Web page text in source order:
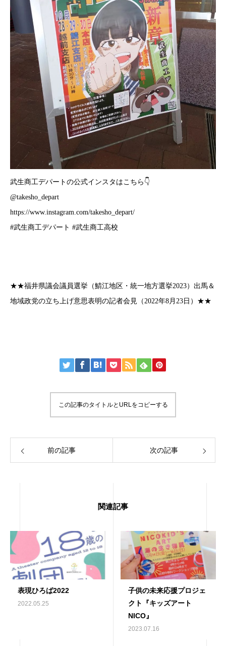
武生商工デパートの公式インスタはこちら👇
@takesho_depart
https://www.instagram.com/takesho_depart/
#武生商工デパート #武生商工高校
★★福井県議会議員選挙（鯖江地区・統一地方選挙2023）出馬＆
地域政党の立ち上げ意思表明の記者会見（2022年8月23日）★★
この記事のタイトルとURLをコピーする
前の記事 次の記事
関連記事
表現ひろば2022
2022.05.25
子供の未来応援プロジェ
クト『キッズアート
NICO』
2023.07.16